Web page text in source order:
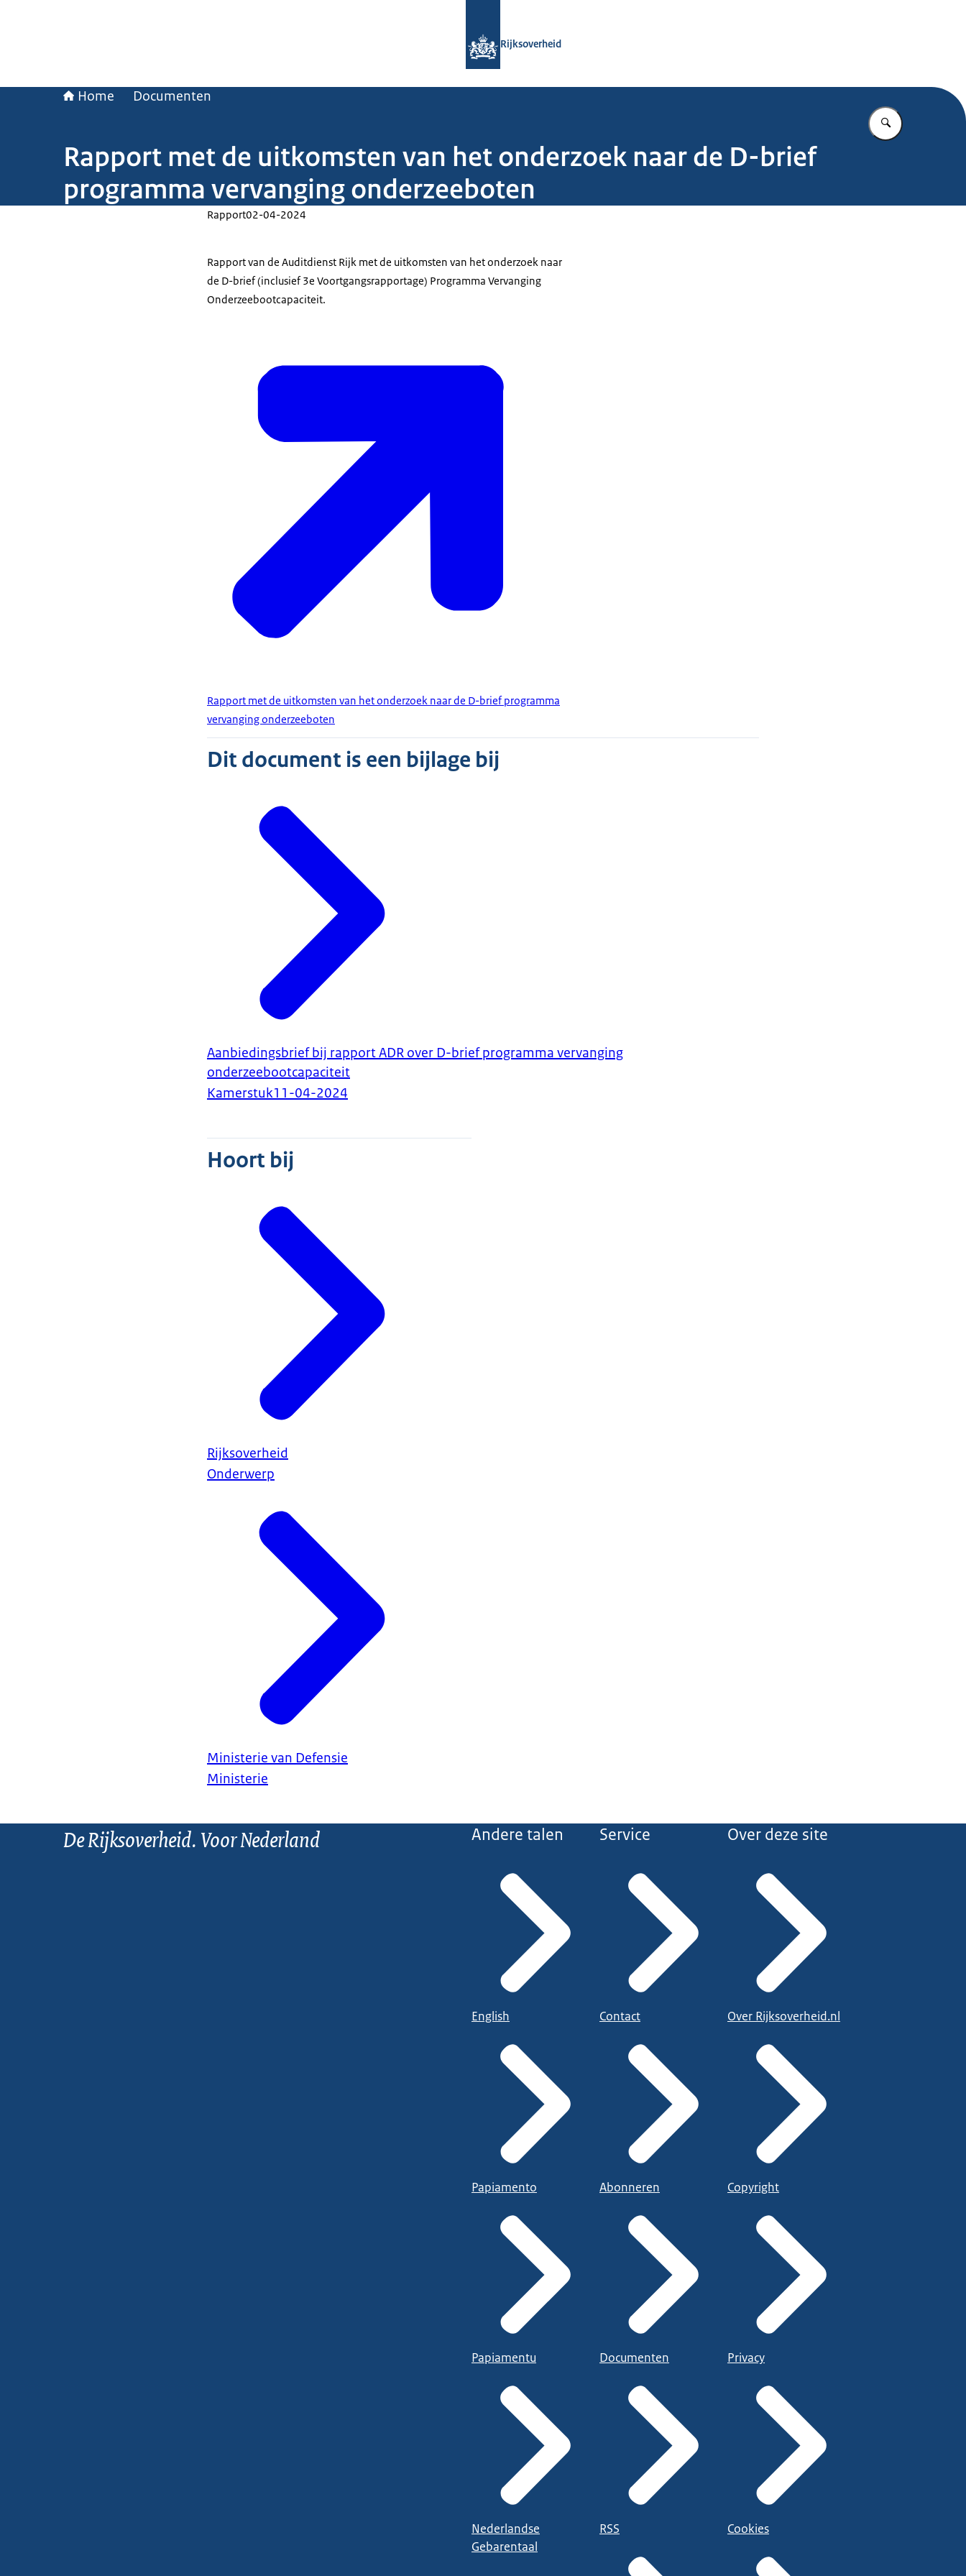
Rijksoverheid
Home Documenten
Vul in wat u
Rapport met de uitkomsten van het onderzoek naar de D-brief
programma vervanging onderzeeboten
Rapport02-04-2024
Rapport van de Auditdienst Rijk met de uitkomsten van het onderzoek naar
de D-brief (inclusief 3e Voortgangsrapportage) Programma Vervanging
Onderzeebootcapaciteit.
Rapport met de uitkomsten van het onderzoek naar de D-brief programma
vervanging onderzeeboten
Dit document is een bijlage bij
Aanbiedingsbrief bij rapport ADR over D-brief programma vervanging
onderzeebootcapaciteit
Kamerstuk11-04-2024
Hoort bij
Rijksoverheid
Onderwerp
Ministerie van Defensie
Ministerie
De Rijksoverheid. Voor Nederland Andere talen
English
Papiamento
Papiamentu
Nederlandse
Gebarentaal
Service
Contact
Abonneren
Documenten
RSS
Over deze site
Over Rijksoverheid.nl
Copyright
Privacy
Cookies